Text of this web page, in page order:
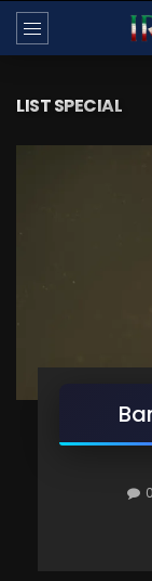
LIST SPECIAL
0